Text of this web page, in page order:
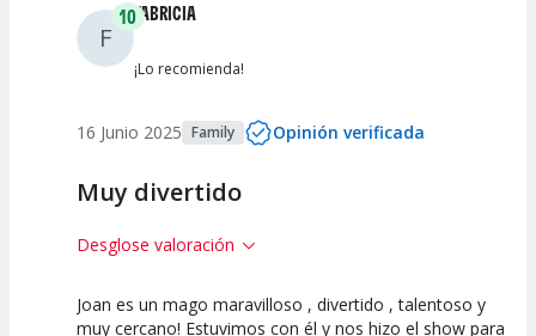
F
10FABRICIA
¡Lo recomienda!
16 Junio 2025 Family Opinión verificada
Muy divertido
Desglose valoración
10 10 10
Joan es un mago maravilloso , divertido , talentoso y
muy cercano! Estuvimos con él y nos hizo el show para